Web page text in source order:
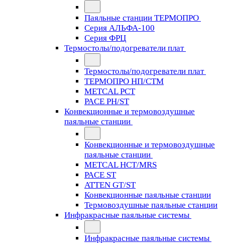
Паяльные станции ТЕРМОПРО
Серия АЛЬФА-100
Серия ФРЦ
Термостолы/подогреватели плат
Термостолы/подогреватели плат
ТЕРМОПРО НП/СТМ
METCAL PCT
PACE PH/ST
Конвекционные и термовоздушные
паяльные станции
Конвекционные и термовоздушные
паяльные станции
METCAL HCT/MRS
PACE ST
ATTEN GT/ST
Конвекционные паяльные станции
Термовоздушные паяльные станции
Инфракрасные паяльные системы
Инфракрасные паяльные системы